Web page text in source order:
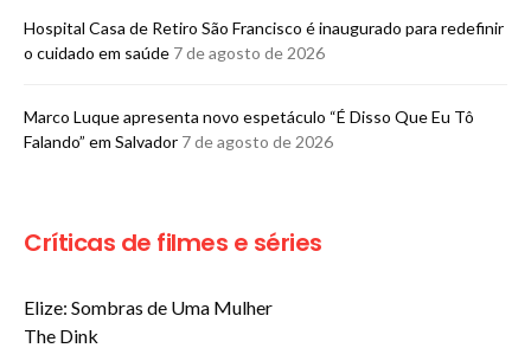
Hospital Casa de Retiro São Francisco é inaugurado para redefinir
o cuidado em saúde 7 de agosto de 2026
Marco Luque apresenta novo espetáculo “É Disso Que Eu Tô
Falando” em Salvador 7 de agosto de 2026
Críticas de filmes e séries
Elize: Sombras de Uma Mulher
The Dink